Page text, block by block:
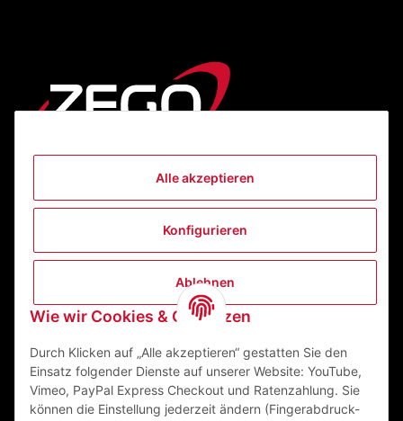
Alle akzeptieren
Konfigurieren
Ablehnen
Wie wir Cookies & Co nutzen
Durch Klicken auf „Alle akzeptieren“ gestatten Sie den
Einsatz folgender Dienste auf unserer Website: YouTube,
Vimeo, PayPal Express Checkout und Ratenzahlung. Sie
können die Einstellung jederzeit ändern (Fingerabdruck-
Informationen
ZEGO Textilveredelungszentrum GmbH
63741 Aschaffenburg Deutschland
Mail:info@zego-tvz.de
Tel.:06021 59092-0